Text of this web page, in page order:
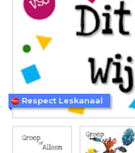
Respect Leskanaal